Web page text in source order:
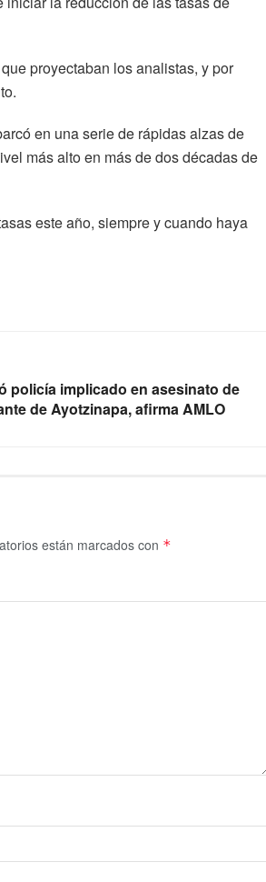
proyectaban los analistas, y por
en una serie de rápidas alzas de
más alto en más de dos décadas de
este año, siempre y cuando haya
policía implicado en asesinato de
de Ayotzinapa, afirma AMLO
están marcados con *